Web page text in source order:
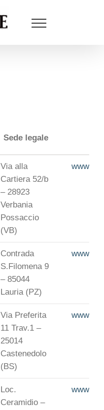
Sede legale
Via alla
Cartiera 52/b
– 28923
Verbania
Possaccio
(VB)
Contrada
S.Filomena 9
– 85044
Lauria (PZ)
Via Preferita
11 Trav.1 –
25014
Castenedolo
(BS)
www.bt-
Loc.
Ceramidio –